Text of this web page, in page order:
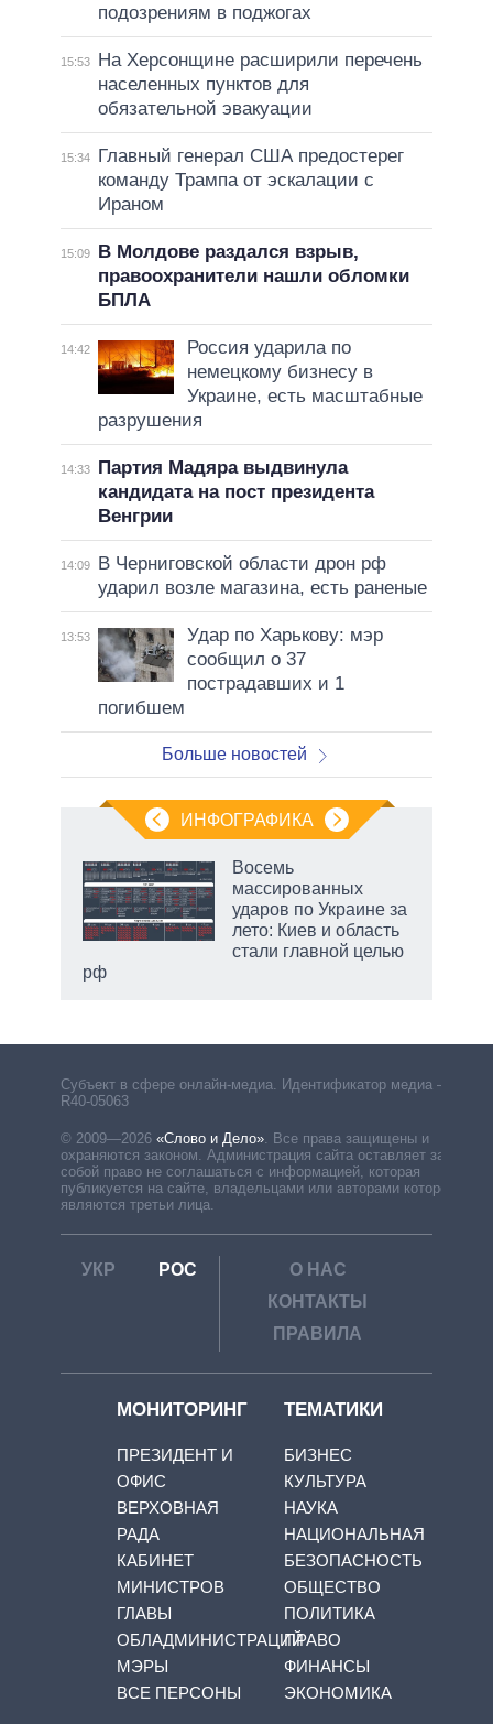
подозрениям в поджогах
15:53
На Херсонщине расширили перечень
населенных пунктов для
обязательной эвакуации
15:34
Главный генерал США предостерег
команду Трампа от эскалации с
Ираном
15:09
В Молдове раздался взрыв,
правоохранители нашли обломки
БПЛА
14:42
Россия ударила по
немецкому бизнесу в
Украине, есть масштабные
разрушения
14:33
Партия Мадяра выдвинула
кандидата на пост президента
Венгрии
14:09
В Черниговской области дрон рф
ударил возле магазина, есть раненые
13:53
Удар по Харькову: мэр
сообщил о 37
пострадавших и 1
погибшем
Больше новостей
ИНФОГРАФИКА
Восемь
массированных
ударов по Украине за
лето: Киев и область
стали главной целью
рф
Субъект в сфере онлайн-медиа. Идентификатор медиа –
R40-05063
© 2009—2026 «Слово и Дело» Все права защищены и
охраняются законом. Администрация сайта оставляет за
собой право не соглашаться с информацией, которая
публикуется на сайте, владельцами или авторами которой
являются третьи лица.
УКР РОС
О НАС
КОНТАКТЫ
ПРАВИЛА
МОНИТОРИНГ
ПРЕЗИДЕНТ И
ОФИС
ВЕРХОВНАЯ
РАДА
КАБИНЕТ
МИНИСТРОВ
ГЛАВЫ
ОБЛАДМИНИСТРАЦИЙ
МЭРЫ
ВСЕ ПЕРСОНЫ
ТЕМАТИКИ
БИЗНЕС
КУЛЬТУРА
НАУКА
НАЦИОНАЛЬНАЯ
БЕЗОПАСНОСТЬ
ОБЩЕСТВО
ПОЛИТИКА
ПРАВО
ФИНАНСЫ
ЭКОНОМИКА